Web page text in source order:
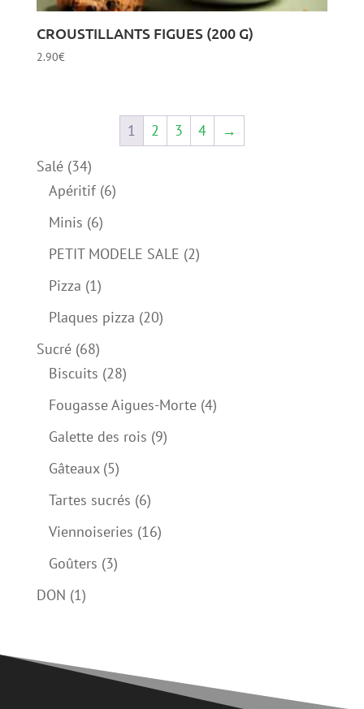
CROUSTILLANTS FIGUES (200 G)
2.90€
1 2 3 4
→
Salé 3434
produits
Apéritif 66
Minis 66
produits
PETIT MODELE SALE 22
Pizza 11
produit
Plaques pizza 2020
Sucré 6868
produits
Biscuits 2828
produits
Fougasse Aigues-Morte 44
Galette des rois 99
Gâteaux 55
produits
Tartes sucrés 66
produits
Viennoiseries 1616
Goûters 33
DON 11